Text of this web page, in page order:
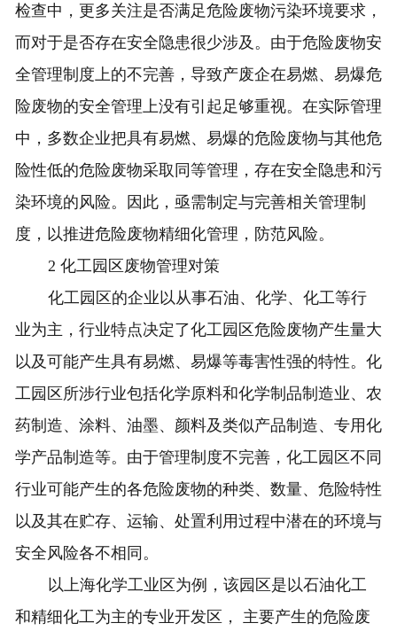
检查中，更多关注是否满足危险废物污染环境要求，
而对于是否存在安全隐患很少涉及。由于危险废物安
全管理制度上的不完善，导致产废企在易燃、易爆危
险废物的安全管理上没有引起足够重视。在实际管理
中，多数企业把具有易燃、易爆的危险废物与其他危
险性低的危险废物采取同等管理，存在安全隐患和污
染环境的风险。因此，亟需制定与完善相关管理制
度，以推进危险废物精细化管理，防范风险。
2 化工园区废物管理对策
化工园区的企业以从事石油、化学、化工等行
业为主，行业特点决定了化工园区危险废物产生量大
以及可能产生具有易燃、易爆等毒害性强的特性。化
工园区所涉行业包括化学原料和化学制品制造业、农
药制造、涂料、油墨、颜料及类似产品制造、专用化
学产品制造等。由于管理制度不完善，化工园区不同
行业可能产生的各危险废物的种类、数量、危险特性
以及其在贮存、运输、处置利用过程中潜在的环境与
安全风险各不相同。
以上海化学工业区为例，该园区是以石油化工
和精细化工为主的专业开发区， 主要产生的危险废